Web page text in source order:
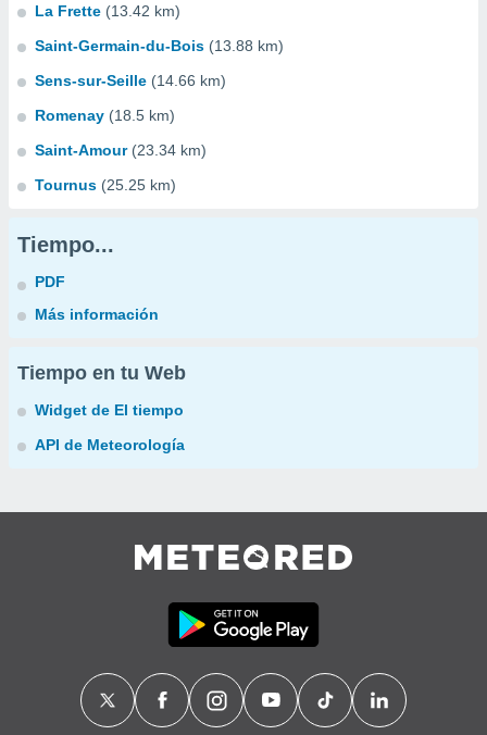
La Frette (13.42 km)
Saint-Germain-du-Bois (13.88 km)
Sens-sur-Seille (14.66 km)
Romenay (18.5 km)
Saint-Amour (23.34 km)
Tournus (25.25 km)
Tiempo...
PDF
Más información
Tiempo en tu Web
Widget de El tiempo
API de Meteorología